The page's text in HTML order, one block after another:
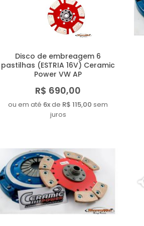
Disco de embreagem 6
pastilhas (ESTRIA 16V) Ceramic
Power VW AP
R$ 690,00
ou em até 6xde R$ 115,00 sem
juros